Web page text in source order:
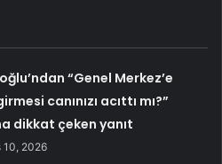
“Genel Merkez’e
canınızı acıttı mı?”
dikkat çeken yanıt
10, 2026